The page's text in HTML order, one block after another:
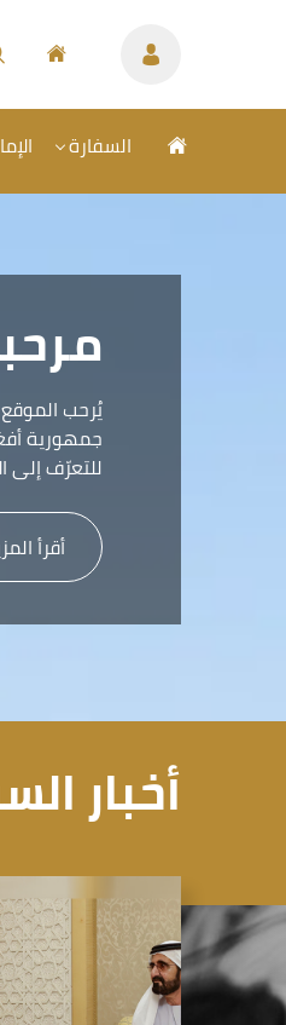
السفارة
يُرحب الموقع
جمهورية
للتعرّف إلى
أقرأ
أخبار